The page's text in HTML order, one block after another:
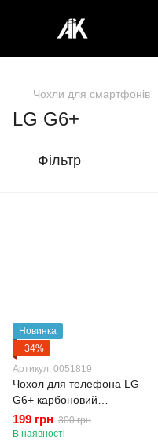
Чохли для смартфонів
LG G6+
Фільтр
Новинка
−34%
Артикул: 0051819
Чохол для телефона LG
G6+ карбоновий
протиударний з високими
бортами чорний
199 грн 300 грн
В наявності